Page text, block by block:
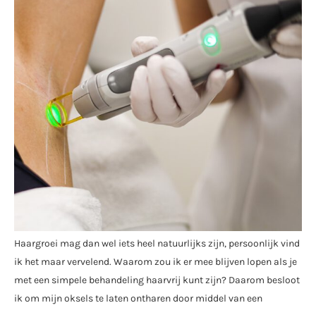
Haargroei mag dan wel iets heel natuurlijks zijn, persoonlijk vind
ik het maar vervelend. Waarom zou ik er mee blijven lopen als je
met een simpele behandeling haarvrij kunt zijn? Daarom besloot
ik om mijn oksels te laten ontharen door middel van een